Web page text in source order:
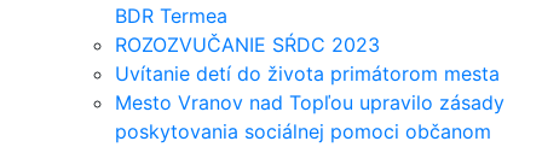
BDR Termea
ROZOZVUČANIE SŔDC 2023
Uvítanie detí do života primátorom mesta
Mesto Vranov nad Topľou upravilo zásady
poskytovania sociálnej pomoci občanom